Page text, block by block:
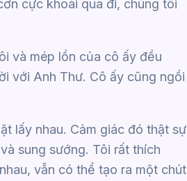
cực khoái qua đi, chúng tôi
và mép lồn của cô ấy đều
với Anh Thư. Cô ấy cũng ngồi
lấy nhau. Cảm giác đó thật sự
sung sướng. Tôi rất thích
vẫn có thể tạo ra một chút